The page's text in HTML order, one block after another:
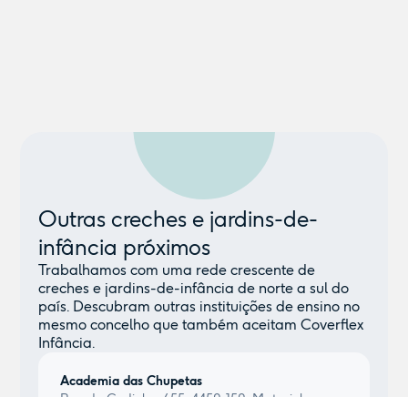
Outras creches e jardins-de-
infância próximos
Trabalhamos com uma rede crescente de
creches e jardins-de-infância de norte a sul do
país. Descubram outras instituições de ensino no
mesmo concelho que também aceitam Coverflex
Infância.
Academia das Chupetas